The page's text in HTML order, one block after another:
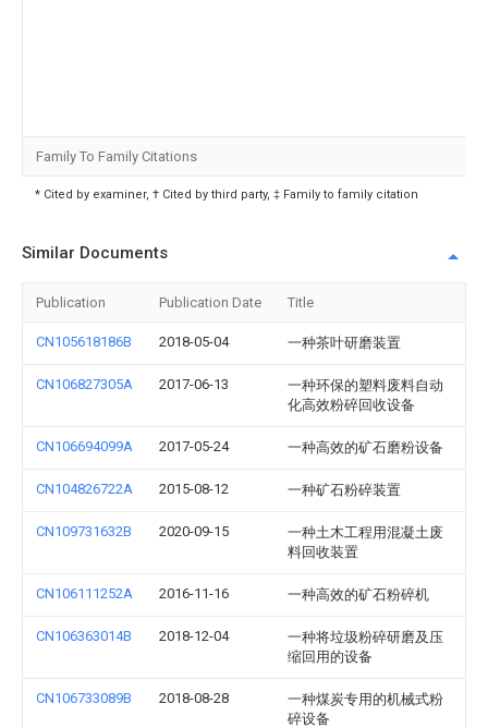
Family To Family Citations
* Cited by examiner, † Cited by third party, ‡ Family to family citation
Similar Documents
Publication Publication Date Title
CN105618186B 2018-05-04 一种茶叶研磨装置
CN106827305A 2017-06-13
一种环保的塑料废料自动
化高效粉碎回收设备
CN106694099A 2017-05-24 一种高效的矿石磨粉设备
CN104826722A 2015-08-12 一种矿石粉碎装置
CN109731632B 2020-09-15
一种土木工程用混凝土废
料回收装置
CN106111252A 2016-11-16 一种高效的矿石粉碎机
CN106363014B 2018-12-04
一种将垃圾粉碎研磨及压
缩回用的设备
CN106733089B 2018-08-28
一种煤炭专用的机械式粉
碎设备